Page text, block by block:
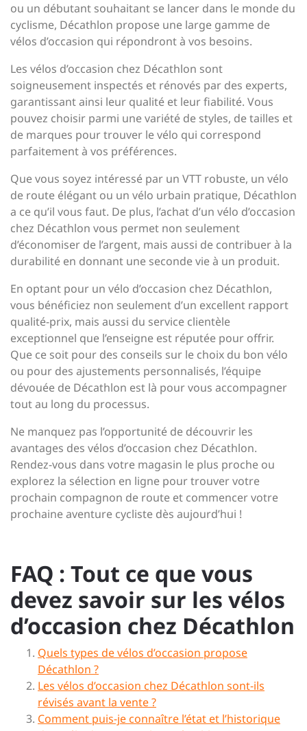
ou un débutant souhaitant se lancer dans le monde du
cyclisme, Décathlon propose une large gamme de
vélos d’occasion qui répondront à vos besoins.
Les vélos d’occasion chez Décathlon sont
soigneusement inspectés et rénovés par des experts,
garantissant ainsi leur qualité et leur fiabilité. Vous
pouvez choisir parmi une variété de styles, de tailles et
de marques pour trouver le vélo qui correspond
parfaitement à vos préférences.
Que vous soyez intéressé par un VTT robuste, un vélo
de route élégant ou un vélo urbain pratique, Décathlon
a ce qu’il vous faut. De plus, l’achat d’un vélo d’occasion
chez Décathlon vous permet non seulement
d’économiser de l’argent, mais aussi de contribuer à la
durabilité en donnant une seconde vie à un produit.
En optant pour un vélo d’occasion chez Décathlon,
vous bénéficiez non seulement d’un excellent rapport
qualité-prix, mais aussi du service clientèle
exceptionnel que l’enseigne est réputée pour offrir.
Que ce soit pour des conseils sur le choix du bon vélo
ou pour des ajustements personnalisés, l’équipe
dévouée de Décathlon est là pour vous accompagner
tout au long du processus.
Ne manquez pas l’opportunité de découvrir les
avantages des vélos d’occasion chez Décathlon.
Rendez-vous dans votre magasin le plus proche ou
explorez la sélection en ligne pour trouver votre
prochain compagnon de route et commencer votre
prochaine aventure cycliste dès aujourd’hui !
FAQ : Tout ce que vous
devez savoir sur les vélos
d’occasion chez Décathlon
Quels types de vélos d’occasion propose
Décathlon ?
Les vélos d’occasion chez Décathlon sont-ils
révisés avant la vente ?
Comment puis-je connaître l’état et l’historique